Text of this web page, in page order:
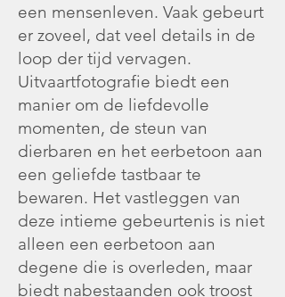
een mensenleven. Vaak gebeurt
er zoveel, dat veel details in de
loop der tijd vervagen.
Uitvaartfotografie biedt een
manier om de liefdevolle
momenten, de steun van
dierbaren en het eerbetoon aan
een geliefde tastbaar te
bewaren. Het vastleggen van
deze intieme gebeurtenis is niet
alleen een eerbetoon aan
degene die is overleden, maar
biedt nabestaanden ook troost